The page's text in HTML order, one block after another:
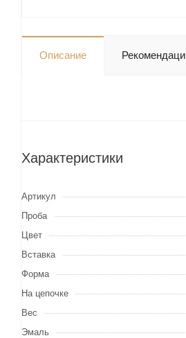
Описание
Характеристики
Артикул
Проба
Цвет
Вставка
Форма
На цепочке
Вес
Эмаль